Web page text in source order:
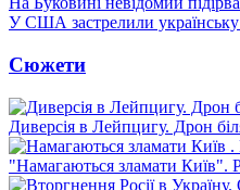
У США застрелили
Сюжети
Диверсія в Лейпцигу. Дрон
"Намагаються зламати Київ".